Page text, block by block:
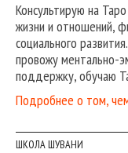
Консультирую на
жизни и отношений,
социального
провожу ментально-
поддержку, обучаю
Подробнее о том,
ШКОЛА ШУВАНИ